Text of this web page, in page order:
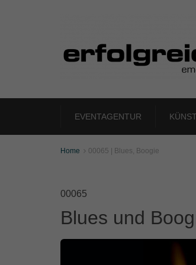
EVENTAGENTUR
Home  00065 | Blues, Boogie
00065
Blues und